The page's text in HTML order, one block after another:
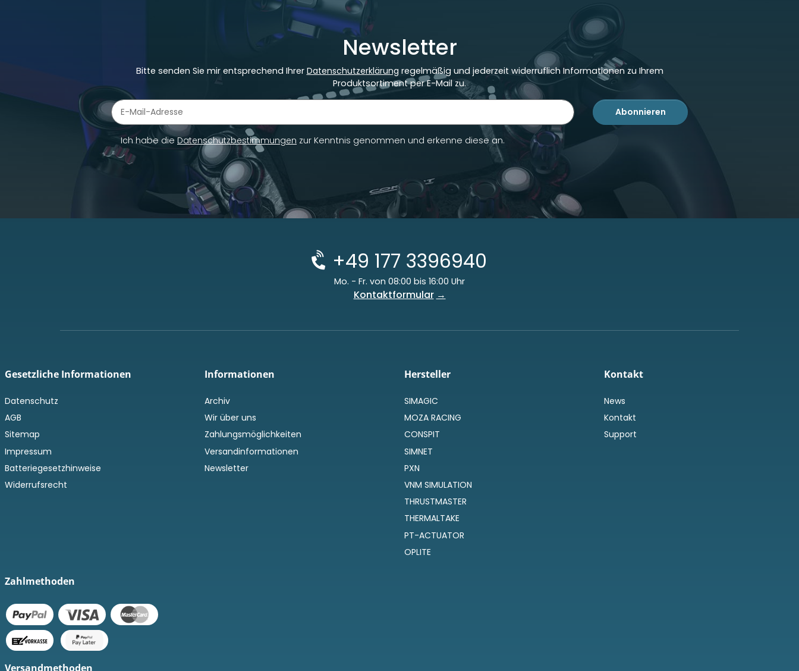
Newsletter
Bitte senden Sie mir entsprechend Ihrer Datenschutzerklärung regelmäßig und jederzeit widerruflich Informationen zu Ihrem
Produktsortiment per E-Mail zu.
Abonnieren
Newsletter Abonnieren
Ich habe dieDatenschutzbestimmungen zur Kenntnis genommen und erkenne diese an.
+49 177 3396940
Mo. - Fr. von 08:00 bis 16:00 Uhr
Kontaktformular
Gesetzliche Informationen
Datenschutz
AGB
Sitemap
Impressum
Batteriegesetzhinweise
Widerrufsrecht
Informationen
Archiv
Wir über uns
Zahlungsmöglichkeiten
Versandinformationen
Newsletter
Hersteller
SIMAGIC
MOZA RACING
CONSPIT
SIMNET
PXN
VNM SIMULATION
THRUSTMASTER
THERMALTAKE
PT-ACTUATOR
OPLITE
Kontakt
News
Kontakt
Support
Zahlmethoden
Versandmethoden